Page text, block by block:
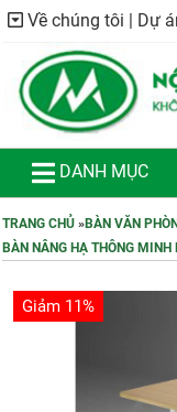
Về chúng tôi | Dự
DANH MỤC
TRANG CHỦ »BÀN VĂN
BÀN NÂNG HẠ THÔNG
Giảm 11%